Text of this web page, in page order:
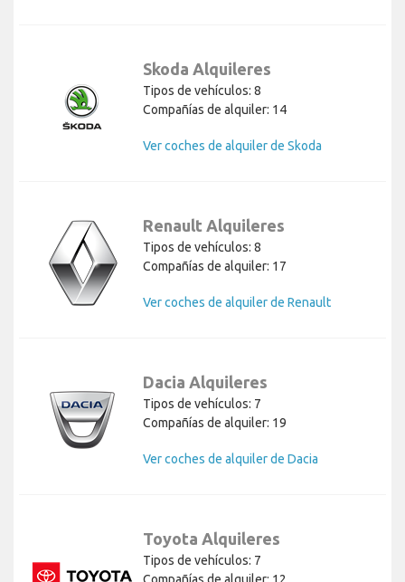
Skoda Alquileres
Tipos de vehículos: 8
Compañías de alquiler: 14
Ver coches de alquiler de Skoda
Renault Alquileres
Tipos de vehículos: 8
Compañías de alquiler: 17
Ver coches de alquiler de Renault
Dacia Alquileres
Tipos de vehículos: 7
Compañías de alquiler: 19
Ver coches de alquiler de Dacia
Toyota Alquileres
Tipos de vehículos: 7
Compañías de alquiler: 12